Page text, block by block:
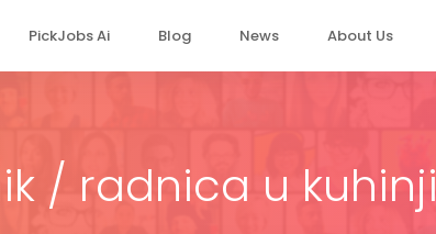
PickJobs Ai Blog News About Us
/ radnica u kuhinji